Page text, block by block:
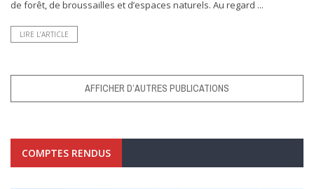
de forêt, de broussailles et d’espaces naturels. Au regard ...
LIRE L’ARTICLE
AFFICHER D’AUTRES PUBLICATIONS
COMPTES RENDUS